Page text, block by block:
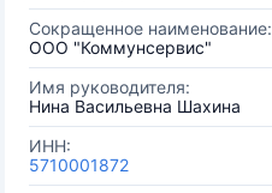
Сокращенное наименование:
ООО "Коммунсервис"
Имя руководителя:
Нина Васильевна Шахина
ИНН:
5710001872